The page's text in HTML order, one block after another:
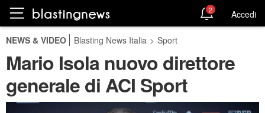
2 Accedi
NEWS & VIDEO Blasting News Italia > Sport
Mario Isola nuovo direttore
generale di ACI Sport